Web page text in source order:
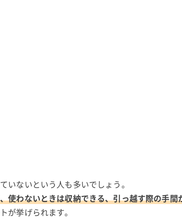
いないという人も多いでしょう。
使わないときは収納できる、引っ越す際の手間
が挙げられます。